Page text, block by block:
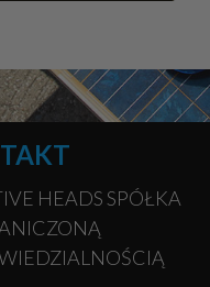
HEADS SPÓŁKA